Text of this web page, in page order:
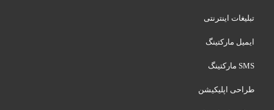
تبلیغات اینترنتی
ایمیل مارکتینگ
SMS مارکتینگ
طراحی اپلیکیشن